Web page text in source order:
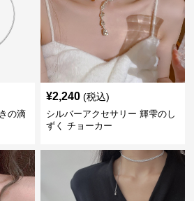
の滴
¥2,240 (税込)
シルバーアクセサリー 輝雫のし
ずく チョーカー